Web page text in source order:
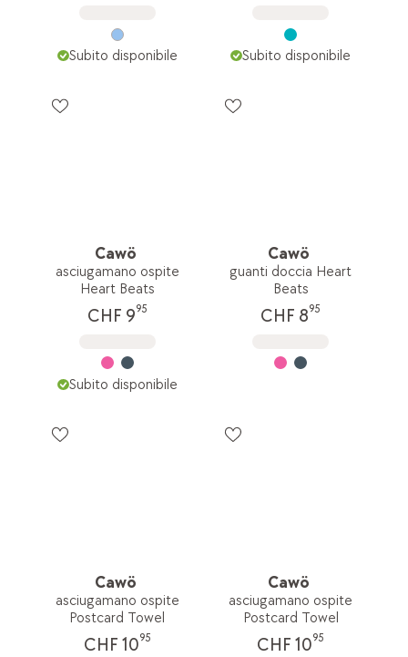
Subito disponibile Subito disponibile
Cawö
asciugamano ospite
Heart Beats
CHF 995
Subito disponibile
Cawö
guanti doccia Heart
Beats
CHF 895
Cawö
asciugamano ospite
Postcard Towel
CHF 1095
Cawö
asciugamano ospite
Postcard Towel
CHF 1095